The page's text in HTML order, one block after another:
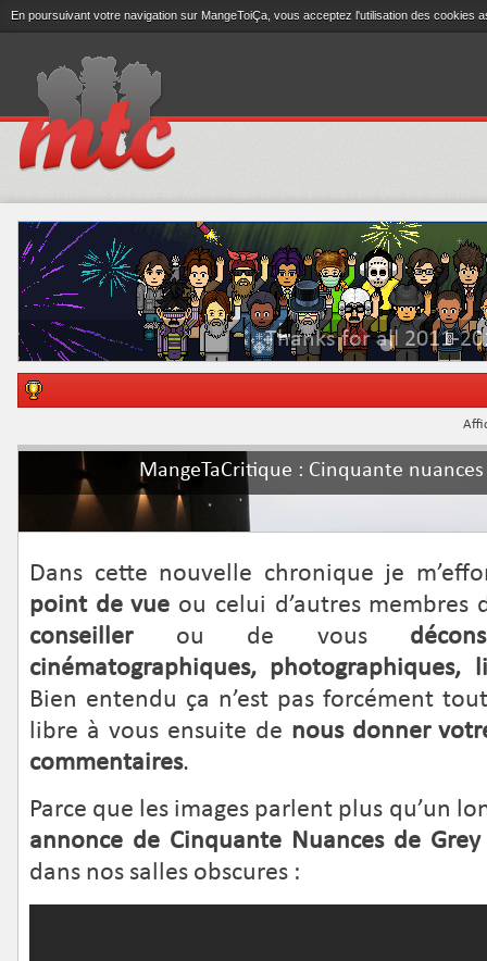
En poursuivant votre navigation sur MangeToiÇa, vous acceptez l'utilisation des cookies
Thanks for all 2011-
MangeTaCritique : Cinquante nuances
Dans cette nouvelle chronique je
point de vue ou celui d’autres membres
conseillerou de vous
cinématographiques, photographiques,
Bien entendu ça n’est pas forcément
libre à vous ensuite de nous donner
commentaires.
Parce que les images parlent plus qu’un
annonce de Cinquante Nuances de Grey
dans nos salles obscures :